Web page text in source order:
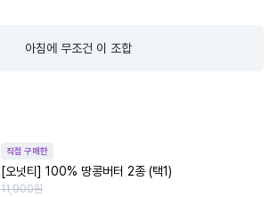
아침에 무조건 이 조합
직접 구매한
[오넛티] 100% 땅콩버터 2종 (택1)
11,900원